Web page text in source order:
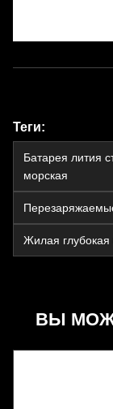
Теги:
Батарея лития
морская
Жилая глубокая
ВЫ